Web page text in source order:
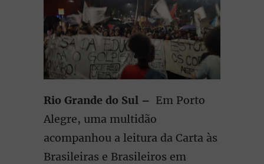
Rio Grande do Sul – Em Porto
Alegre, uma multidão
acompanhou a leitura da Carta às
Brasileiras e Brasileiros em